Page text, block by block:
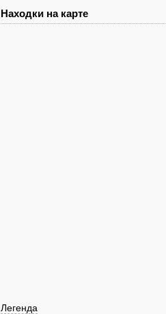
Находки на карте
Легенда